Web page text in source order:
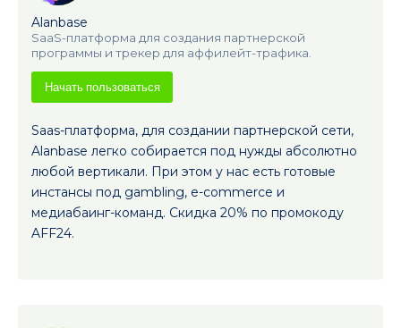
Alanbase
SaaS-платформа для создания партнерской
программы и трекер для аффилейт-трафика.
Начать пользоваться
Saas-платформа, для создании партнерской сети,
Alanbase легко собирается под нужды абсолютно
любой вертикали. При этом у нас есть готовые
инстансы под gambling, e-commerce и
медиабаинг-команд. Скидка 20% по промокоду
AFF24.